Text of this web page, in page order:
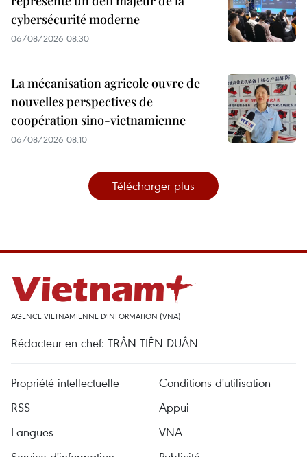
cybersécurité moderne
06/08/2026 08:30
La mécanisation agricole ouvre de
nouvelles perspectives de
coopération sino-vietnamienne
06/08/2026 08:10
Télécharger plus
AGENCE VIETNAMIENNE D'INFORMATION (VNA)
Rédacteur en chef: TRÂN TIÊN DUÂN
Propriété intellectuelle
Conditions d'utilisation
RSS
Appui
Langues
VNA